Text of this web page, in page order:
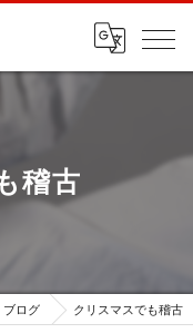
稽古
ブログ クリスマスでも稽古